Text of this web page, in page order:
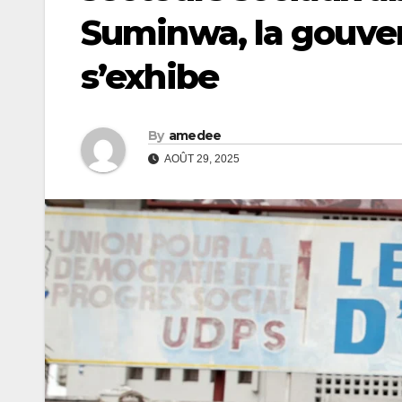
Suminwa, la
s’exhibe
By amedee
AOÛT 29, 2025